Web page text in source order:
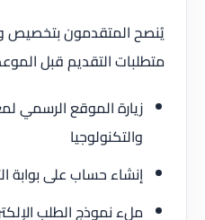
يُنصح المتقدمون
متطلبات التقديم قبل
زيارة الموقع الرسمي
والتكنولوجيا
إنشاء حساب على بوابة
ملء نموذج الطلب